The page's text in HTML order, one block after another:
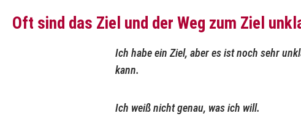
Oft sind das Ziel und der Weg zum Ziel
Ich habe ein Ziel, aber es ist noch sehr
kann.
Ich weiß nicht genau, was ich will.